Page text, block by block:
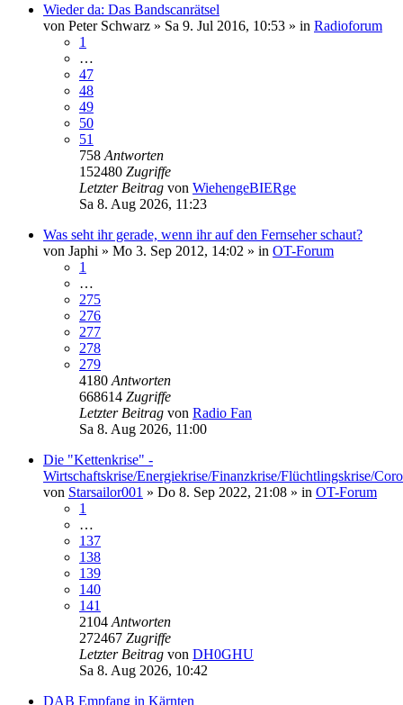
Wieder da: Das Bandscanrätsel
von Peter Schwarz » Sa 9. Jul 2016, 10:53 » in Radioforum
1
…
47
48
49
50
51
758 Antworten
152480 Zugriffe
Letzter Beitrag von WiehengeBIERge
Sa 8. Aug 2026, 11:23
Was seht ihr gerade, wenn ihr auf den Fernseher schaut?
von Japhi » Mo 3. Sep 2012, 14:02 » in OT-Forum
1
…
275
276
277
278
279
4180 Antworten
668614 Zugriffe
Letzter Beitrag von Radio Fan
Sa 8. Aug 2026, 11:00
Die "Kettenkrise" -
Wirtschaftskrise/Energiekrise/Finanzkrise/Flüchtlingskrise/
von Starsailor001 » Do 8. Sep 2022, 21:08 » in OT-Forum
1
…
137
138
139
140
141
2104 Antworten
272467 Zugriffe
Letzter Beitrag von DH0GHU
Sa 8. Aug 2026, 10:42
DAB Empfang in Kärnten